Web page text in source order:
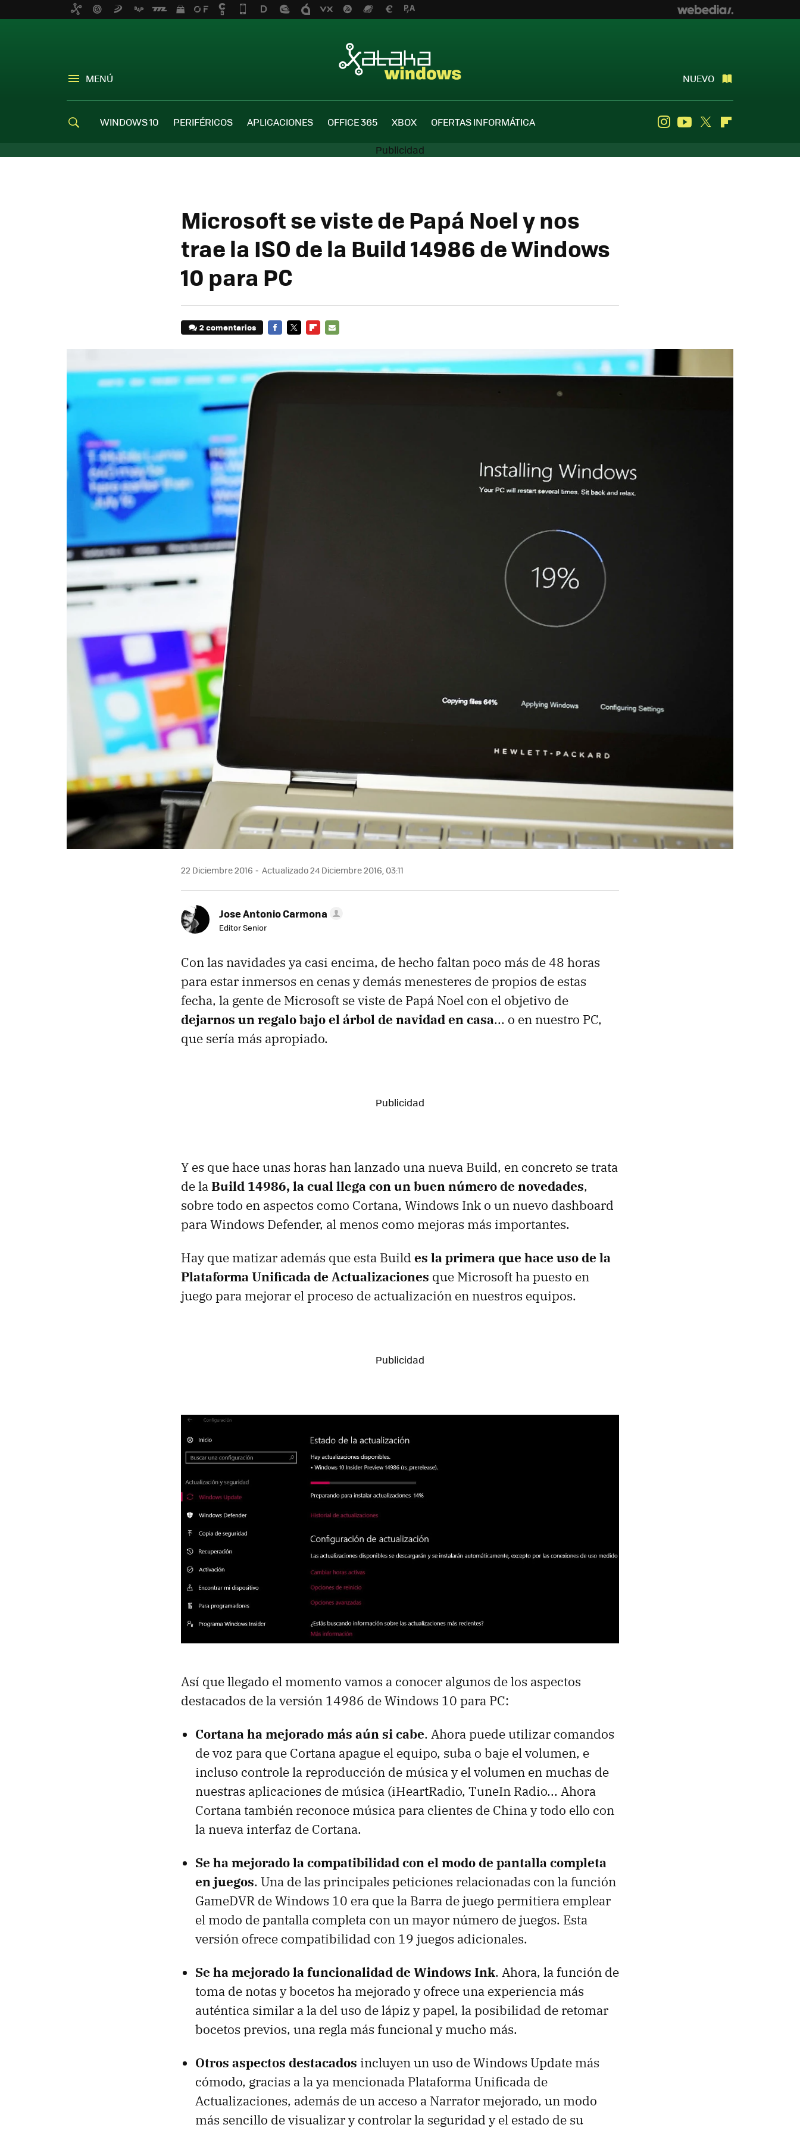
MENÚ NUEVO
WINDOWS 10 PERIFÉRICOS APLICACIONES OFFICE 365 XBOX OFERTAS INFORMÁTICA InstagramYoutube
Twitter
Microsoft se viste de Papá Noel y nos
trae la ISO de la Build 14986 de Windows
10 para PC
2 comentarios
22 Diciembre 2016 Actualizado 24 Diciembre 2016, 03:11
Jose Antonio Carmona
Editor Senior
Con las navidades ya casi encima, de hecho faltan poco más de 48 horas
para estar inmersos en cenas y demás menesteres de propios de estas
fecha, la gente de Microsoft se viste de Papá Noel con el objetivo de
dejarnos un regalo bajo el árbol de navidad en casa... o en nuestro PC,
que sería más apropiado.
Y es que hace unas horas han lanzado una nueva Build, en concreto se trata
de laBuild 14986, la cual llega con un buen número de novedades,
sobre todo en aspectos como Cortana, Windows Ink o un nuevo dashboard
para Windows Defender, al menos como mejoras más importantes.
Hay que matizar además que esta Build es la primera que hace uso de la
Plataforma Unificada de Actualizaciones que Microsoft ha puesto en
juego para mejorar el proceso de actualización en nuestros equipos.
Así que llegado el momento vamos a conocer algunos de los aspectos
destacados de la versión 14986 de Windows 10 para PC:
Cortana ha mejorado más aún si cabe. Ahora puede utilizar comandos
de voz para que Cortana apague el equipo, suba o baje el volumen, e
incluso controle la reproducción de música y el volumen en muchas de
nuestras aplicaciones de música (iHeartRadio, TuneIn Radio... Ahora
Cortana también reconoce música para clientes de China y todo ello con
la nueva interfaz de Cortana.
Se ha mejorado la compatibilidad con el modo de pantalla completa
en juegos. Una de las principales peticiones relacionadas con la función
GameDVR de Windows 10 era que la Barra de juego permitiera emplear
el modo de pantalla completa con un mayor número de juegos. Esta
versión ofrece compatibilidad con 19 juegos adicionales.
Se ha mejorado la funcionalidad de Windows Ink. Ahora, la función de
toma de notas y bocetos ha mejorado y ofrece una experiencia más
auténtica similar a la del uso de lápiz y papel, la posibilidad de retomar
bocetos previos, una regla más funcional y mucho más.
Otros aspectos destacados incluyen un uso de Windows Update más
cómodo, gracias a la ya mencionada Plataforma Unificada de
Actualizaciones, además de un acceso a Narrator mejorado, un modo
más sencillo de visualizar y controlar la seguridad y el estado de su